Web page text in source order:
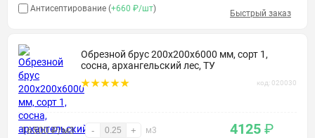
Антисептирование (+660 ₽/шт) Быстрый заказ
Обрезной брус 200х200х6000 мм, сорт 1,
сосна, архангельский лес, ТУ
код: 020030
16500 ₽/м3 - + м3 4125 ₽